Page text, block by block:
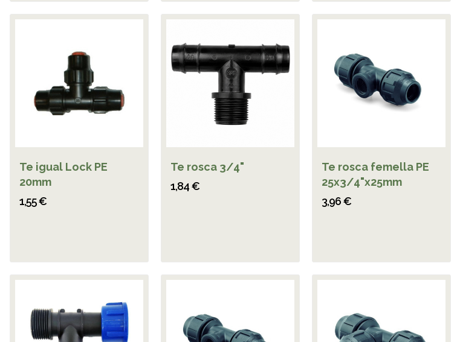
Te igual Lock PE
20mm
1,55 €
Te rosca 3/4"
1,84 €
Te rosca femella PE
25x3/4"x25mm
3,96 €